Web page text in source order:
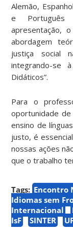
Alemão,
e Português
apresentação,
abordagem
justiça social
integrando-se
Didáticos”.
Para o
oportunidade
ensino de
justo, é
nossas ações
que o trabalho
Tags: Encontro
Idiomas sem
Internacional
IsF
SINTER